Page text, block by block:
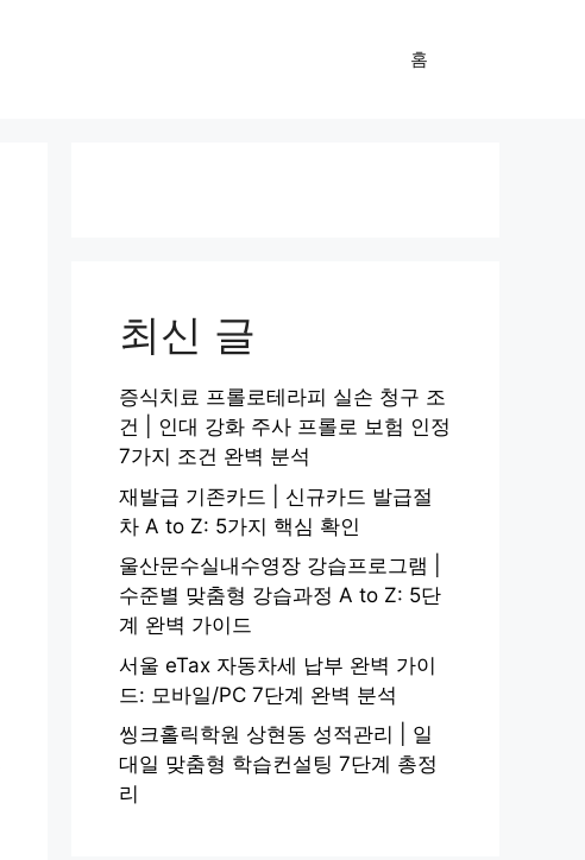
홈
최신 글
증식치료 프롤로테라피 실손 청구 조
건 | 인대 강화 주사 프롤로 보험 인정
7가지 조건 완벽 분석
재발급 기존카드 | 신규카드 발급절
차 A to Z: 5가지 핵심 확인
울산문수실내수영장 강습프로그램 |
수준별 맞춤형 강습과정 A to Z: 5단
계 완벽 가이드
서울 eTax 자동차세 납부 완벽 가이
드: 모바일/PC 7단계 완벽 분석
씽크홀릭학원 상현동 성적관리 | 일
대일 맞춤형 학습컨설팅 7단계 총정
리